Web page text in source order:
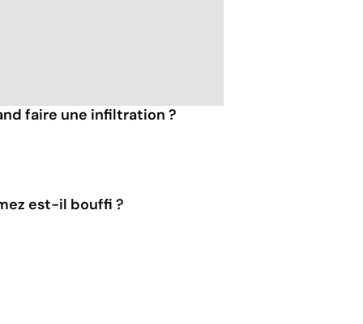
faire une infiltration ?
est-il bouffi ?